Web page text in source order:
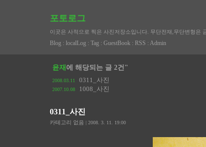
포토로그
이곳은 사적으로 찍은 사진저장소입니다. 무단전재,무단변형은
Blog : localLog : Tag : GuestBook : RSS : Admin
윤재 에 해당되는 글 2건"
2008.03.11 0311_사진
2007.10.08 1008_사진
0311_사진
카테고리 없음 | 2008. 3. 11. 19:00